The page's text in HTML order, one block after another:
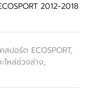
2012-2018
สปอร์ต ECOSPORT,
ไหล่ช่วงล่าง,